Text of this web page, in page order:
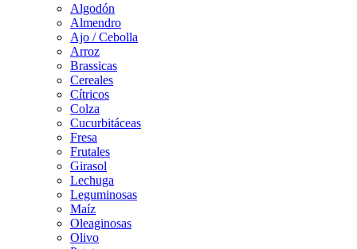
Algodón
Almendro
Ajo / Cebolla
Arroz
Brassicas
Cereales
Cítricos
Colza
Cucurbitáceas
Fresa
Frutales
Girasol
Lechuga
Leguminosas
Maíz
Oleaginosas
Olivo